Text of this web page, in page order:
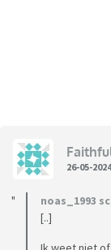
26-05-2024
noas_1993
[..]